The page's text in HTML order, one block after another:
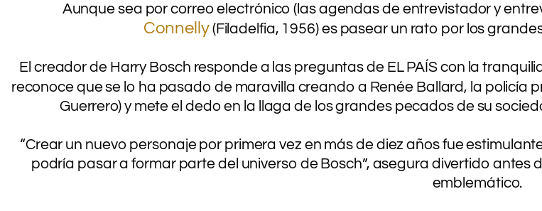
Aunque sea por correo electrónico (las agendas de entrevistador y
Connelly(Filadelfia, 1956) es pasear un rato por los
El creador de Harry Bosch responde a las preguntas de EL PAÍS con la
reconoce que se lo ha pasado de maravilla creando a Renée Ballard, la policía
Guerrero) y mete el dedo en la llaga de los grandes pecados de su
“Crear un nuevo personaje por primera vez en más de diez años fue
podría pasar a formar parte del universo de Bosch”, asegura divertido
emblemático.